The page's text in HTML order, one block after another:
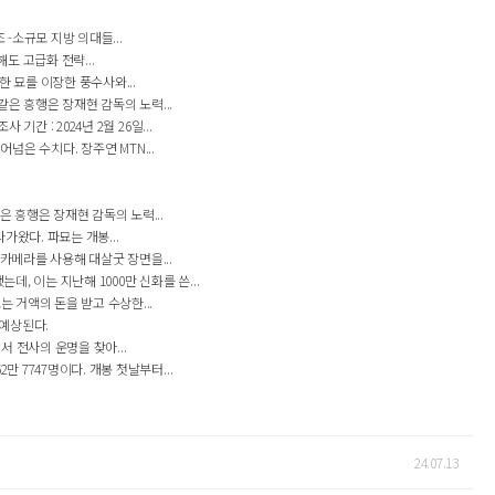
-소규모 지방 의대들...
도 고급화 전략...
묘를 이장한 풍수사와...
은 흥행은 장재현 감독의 노력...
기간 : 2024년 2월 26일...
넘은 수치다. 장주연 MTN...
흥행은 장재현 감독의 노력...
왔다. 파묘는 개봉...
메라를 사용해 대살굿 장면을...
데, 이는 지난해 1000만 신화를 쓴...
거액의 돈을 받고 수상한...
상된다.
전사의 운명을 찾아...
7747명이다. 개봉 첫날부터...
24.07.13